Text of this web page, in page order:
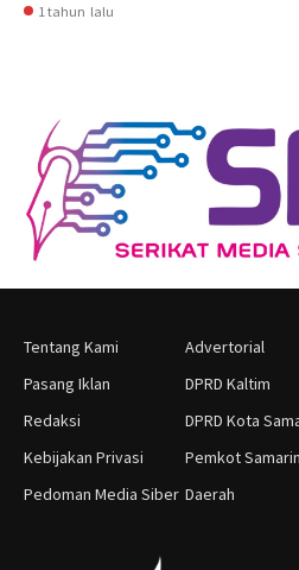
1 tahun lalu
Tentang Kami
Pasang Iklan
Redaksi
Kebijakan Privasi
Pedoman Media Siber
Advertorial
DPRD Kaltim
DPRD Kota
Pemkot
Daerah